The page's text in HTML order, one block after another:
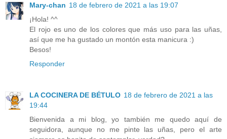
Mary-chan 18 de febrero de 2021 a las 19:07
¡Hola! ^^
El rojo es uno de los colores que más uso para las uñas,
así que me ha gustado un montón esta manicura :)
Besos!
Responder
LA COCINERA DE BÉTULO 18 de febrero de 2021 a las
19:44
Bienvenida a mi blog, yo también me quedo aquí de
seguidora, aunque no me pinte las uñas, pero el arte